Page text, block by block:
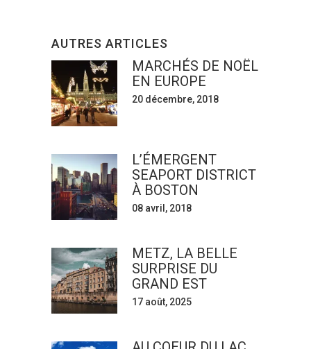
AUTRES ARTICLES
MARCHÉS DE NOËL
EN EUROPE
20 décembre, 2018
L’ÉMERGENT
SEAPORT DISTRICT
À BOSTON
08 avril, 2018
METZ, LA BELLE
SURPRISE DU
GRAND EST
17 août, 2025